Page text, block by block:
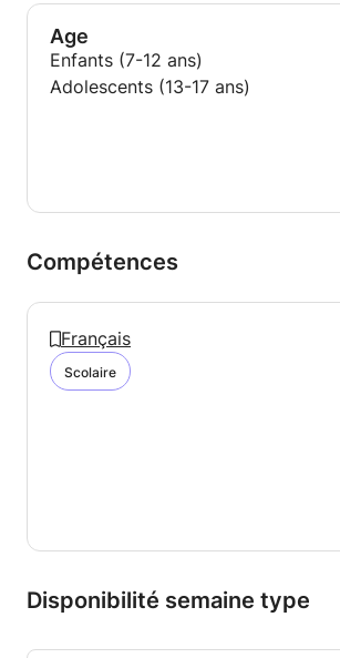
Age
Enfants (7-12 ans)
Adolescents (13-17 ans)
Compétences
Français
Scolaire
Disponibilité semaine type